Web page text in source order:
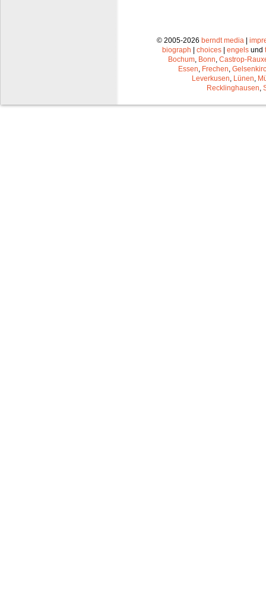
© 2005-2026 berndt media |
biograph | choices | engels und
Bochum Bonn Castrop-
Essen Frechen
Leverkusen Lünen
Recklinghausen